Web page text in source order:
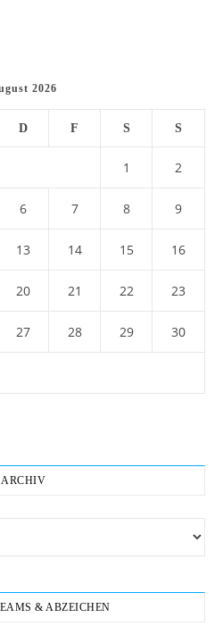
2026
D F S S
1 2
6 7 8 9
13 14 15 16
20 21 22 23
27 28 29 30
ARCHIV
& ABZEICHEN